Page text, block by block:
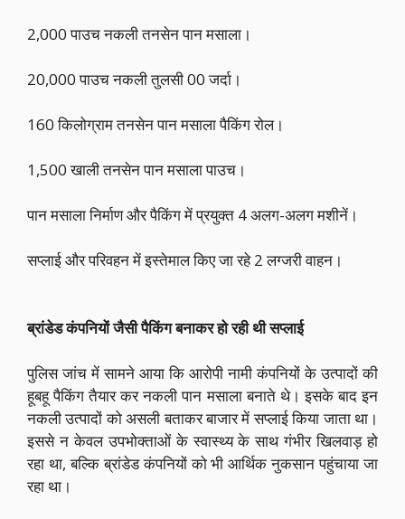
2,000 पाउच नकली तनसेन पान मसाला।
20,000 पाउच नकली तुलसी 00 जर्दा।
160 किलोग्राम तनसेन पान मसाला पैकिंग रोल।
1,500 खाली तनसेन पान मसाला पाउच।
पान मसाला निर्माण और पैकिंग में प्रयुक्त 4 अलग-अलग मशीनें।
सप्लाई और परिवहन में इस्तेमाल किए जा रहे 2 लग्जरी वाहन।
ब्रांडेड कंपनियों जैसी पैकिंग बनाकर हो रही थी सप्लाई
पुलिस जांच में सामने आया कि आरोपी नामी कंपनियों के उत्पादों की
हूबहू पैकिंग तैयार कर नकली पान मसाला बनाते थे। इसके बाद इन
नकली उत्पादों को असली बताकर बाजार में सप्लाई किया जाता था।
इससे न केवल उपभोक्ताओं के स्वास्थ्य के साथ गंभीर खिलवाड़ हो
रहा था, बल्कि ब्रांडेड कंपनियों को भी आर्थिक नुकसान पहुंचाया जा
रहा था।